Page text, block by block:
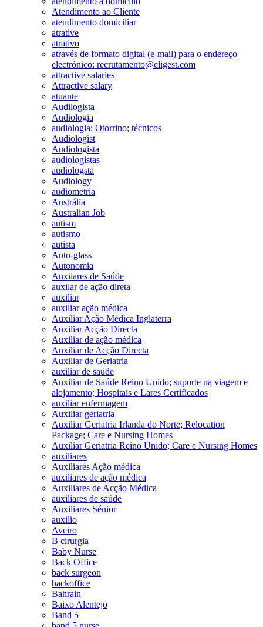
Atendimento ao Cliente
atendimento domiciliar
atrative
atrativo
através de formato digital (e-mail) para o endereço
electrónico: recrutamento@cligest.com
attractive salaries
Attractive salary
atuante
Audilogista
Audiologia
audiologia; Otorrino; técnicos
Audiologist
Audiologista
audiologistas
audiologsta
Audiology
audiometria
Austrália
Australian Job
autism
autismo
autista
Auto-glass
Autonomia
Auxiiares de Saúde
auxilar de ação direta
auxiliar
auxiliar ação médica
Auxiliar Ação Médica Inglaterra
Auxiliar Acção Directa
Auxiliar de ação médica
Auxiliar de Acção Directa
Auxiliar de Geriatria
auxiliar de saúde
Auxiliar de Saúde Reino Unido; suporte na viagem e
alojamento; Hospitais e Lares Certificados
auxiliar enfermagem
Auxiliar geriatria
Auxiliar Geriatria Irlanda do Norte; Relocation
Package; Care e Nursing Homes
Auxiliar Geriatria Reino Unido; Care e Nursing Homes
auxiliares
Auxiliares Ação médica
auxiliares de ação médica
Auxiliares de Acção Médica
auxiliares de saúde
Auxiliares Sénior
auxilio
Aveiro
B cirurgia
Baby Nurse
Back Office
back surgeon
backoffice
Bahrain
Baixo Alentejo
Band 5